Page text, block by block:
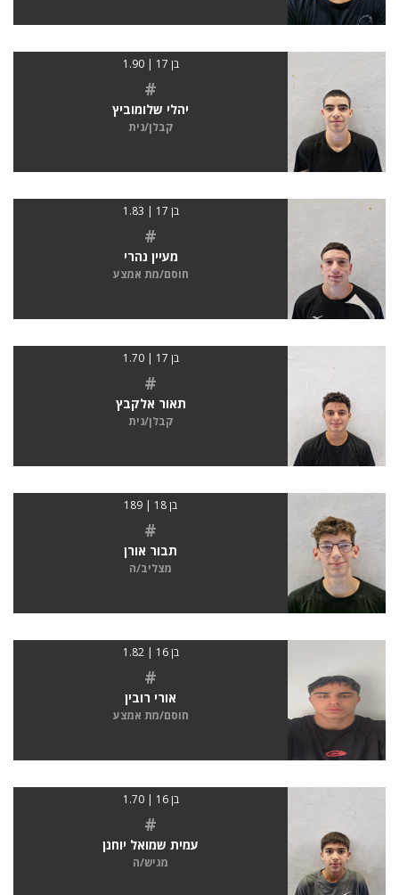
בן 17 | 1.90
#
יהלי שלומוביץ
קבלן/נית
בן 17 | 1.83
#
מעיין נהרי
חוסם/מת אמצע
בן 17 | 1.70
#
תאור אלקבץ
קבלן/נית
בן 18 | 189
#
תבור אורן
מצליב/ה
בן 16 | 1.82
#
אורי רובין
חוסם/מת אמצע
בן 16 | 1.70
#
עמית שמואל יוחנן
מגיש/ה